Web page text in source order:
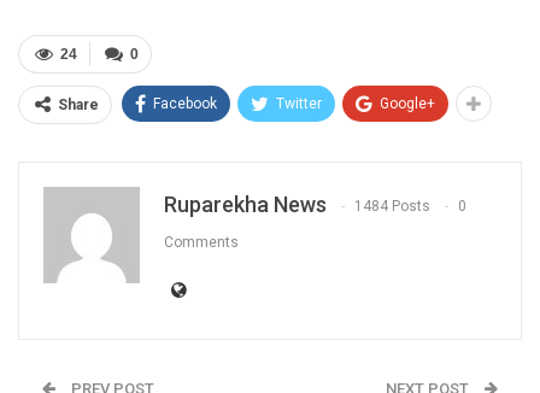
0
24
Share Facebook Twitter Google+
Ruparekha News 1484 Posts 0
Comments
PREV POST NEXT POST